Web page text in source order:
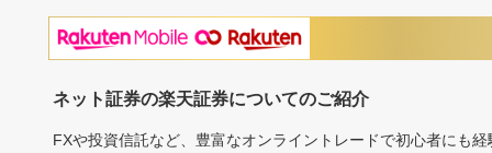
ネット証券の楽天証券についてのご紹介
FXや投資信託など、豊富なオンライントレードで初心者にも